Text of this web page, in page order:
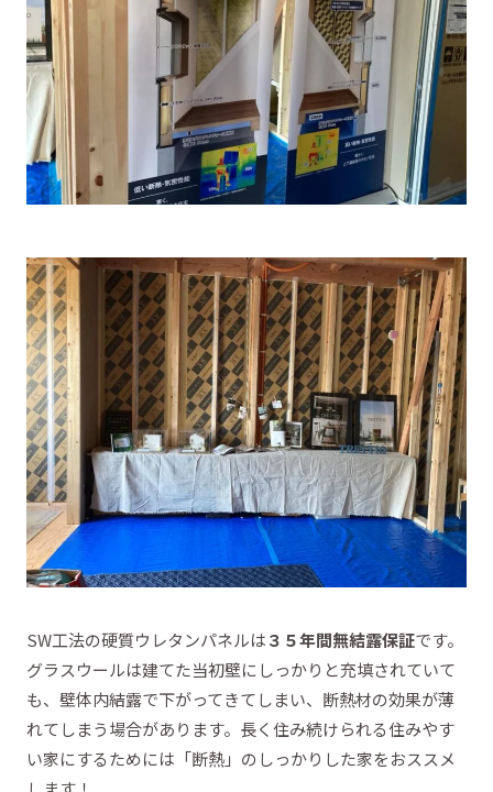
SW工法の硬質ウレタンパネルは３５年間無結露保証です。
グラスウールは建てた当初壁にしっかりと充填されていて
も、壁体内結露で下がってきてしまい、断熱材の効果が薄
れてしまう場合があります。長く住み続けられる住みやす
い家にするためには「断熱」のしっかりした家をおススメ